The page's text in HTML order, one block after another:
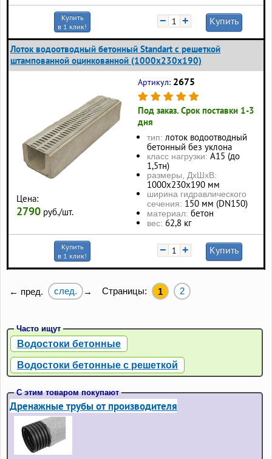
Купить
в 1 клик!
− + Купить
Лоток водоотводный бетонный Standart с решеткой
штампованной оцинкованной (1000x230x190)
Цена:
2790 руб./шт.
Артикул: 2675
Под заказ. Срок поставки 1-3
дня
тип: лоток водоотводный
бетонный без уклона
класс нагрузки: А15 (до
1,5тн)
размеры, ДхШхВ:
1000x230x190 мм
ширина гидравлического
сечения: 150 мм (DN150)
материал: бетон
вес: 62,8 кг
Купить
в 1 клик!
− + Купить
← пред. след. → Страницы: 1 2
Часто ищут
Водостоки бетонные
Водостоки бетонные с решеткой
С этим товаром покупают
Дренажные трубы от производителя